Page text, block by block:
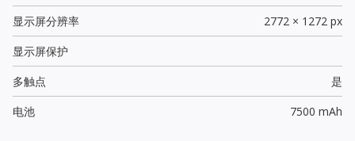
显示屏分辨率
2772 × 1272 px
显示屏保护
多触点
是
电池
7500 mAh